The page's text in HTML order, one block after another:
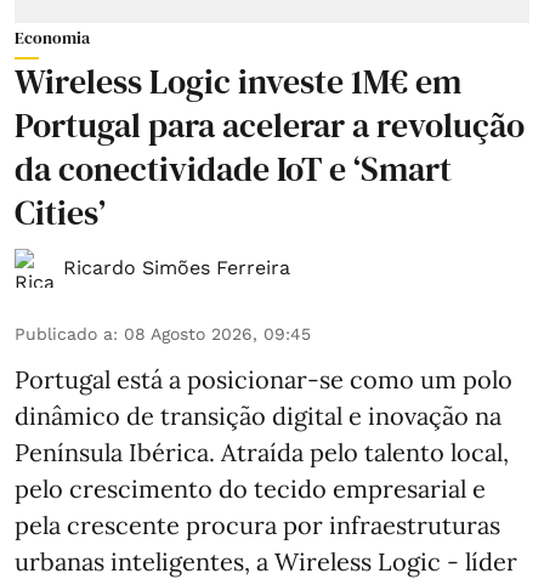
Economia
Wireless Logic investe 1M€ em
Portugal para acelerar a revolução
da conectividade IoT e ‘Smart
Cities’
Ricardo Simões Ferreira
Publicado a: 08 Agosto 2026, 09:45
Portugal está a posicionar-se como um polo
dinâmico de transição digital e inovação na
Península Ibérica. Atraída pelo talento local,
pelo crescimento do tecido empresarial e
pela crescente procura por infraestruturas
urbanas inteligentes, a Wireless Logic - líder